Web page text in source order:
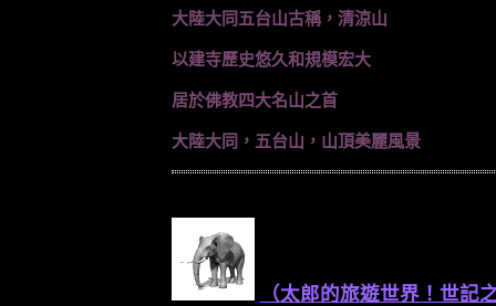
大陸大同五台山古稱，清涼山
以建寺歷史悠久和規模宏大
居於佛教四大名山之首
大陸大同，五台山，山頂美麗風景
（太郎的旅遊世界！世記